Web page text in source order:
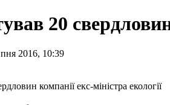
20
2016, 10:39